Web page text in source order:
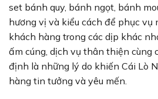
set bánh quy, bánh ngọt, bánh
hương vị và kiểu cách để phục vụ
khách hàng trong các dịp khác
ấm cúng, dịch vụ thân thiện cùng
định là những lý do khiến Cái Lò
hàng tin tưởng và yêu mến.